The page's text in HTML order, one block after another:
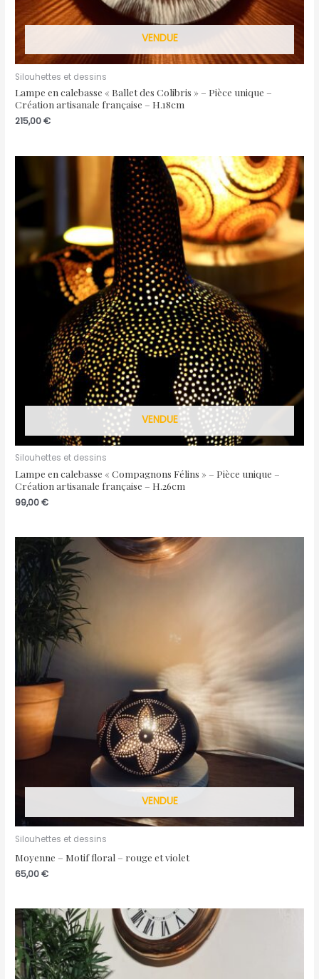
VENDUE
Silouhettes et dessins
Lampe en calebasse « Ballet des Colibris » – Pièce unique –
Création artisanale française – H.18cm
215,00€
VENDUE
Silouhettes et dessins
Lampe en calebasse « Compagnons Félins » – Pièce unique –
Création artisanale française – H.26cm
99,00€
VENDUE
Silouhettes et dessins
Moyenne – Motif floral – rouge et violet
65,00€